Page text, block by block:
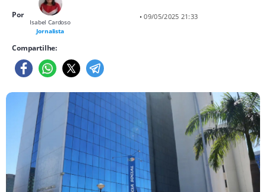
Por
Isabel Cardoso
Jornalista
• 09/05/2025 21:33
Compartilhe: